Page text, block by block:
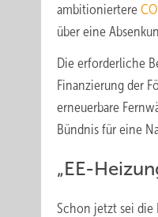
ambitioniertere CO
über eine
Die erforderliche
Finanzierung der
erneuerbare
Bündnis für eine
„EE-
Schon jetzt sei die